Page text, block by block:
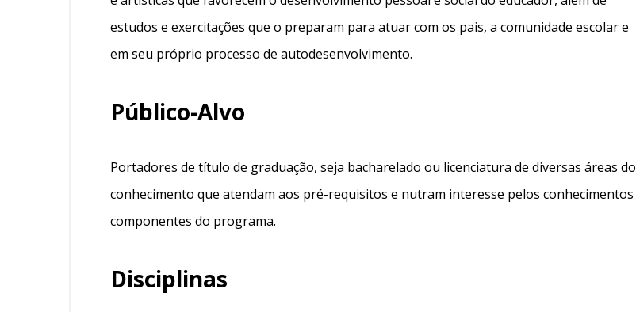
estudos e exercitações que o preparam para atuar com os pais, a comunidade escolar e
em seu próprio processo de autodesenvolvimento.
Público-Alvo
Portadores de título de graduação, seja bacharelado ou licenciatura de diversas áreas do
conhecimento que atendam aos pré-requisitos e nutram interesse pelos conhecimentos
componentes do programa.
Disciplinas